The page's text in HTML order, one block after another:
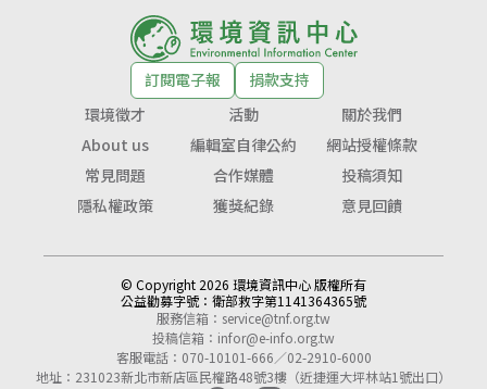
訂閱電子報
捐款支持
環境徵才
活動
關於我們
About us
編輯室自律公約
網站授權條款
常見問題
合作媒體
投稿須知
隱私權政策
獲獎紀錄 意見回饋
© Copyright 2026 環境資訊中心 版權所有
公益勸募字號： 衛部救字第1141364365號
服務信箱： service@tnf.org.tw
投稿信箱： infor@e-info.org.tw
客服電話：070-10101-666／02-2910-6000
地址：231023新北市新店區民權路48號3樓（近捷運大坪林站1號出口）